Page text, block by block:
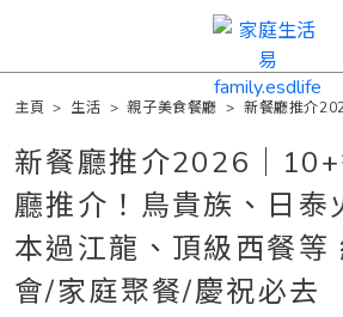
主頁 > 生活 >親子美食餐廳 > 新餐廳推介
聚餐/慶祝必去
新餐廳推介2026｜
廳推介！鳥貴族、日泰
本過江龍、頂級西餐等
會/家庭聚餐/慶祝必去